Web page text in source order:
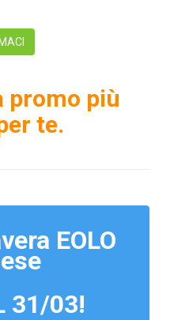
promo più
te.
EOLO
31/03!